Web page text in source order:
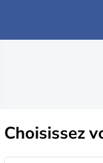
Choisissez